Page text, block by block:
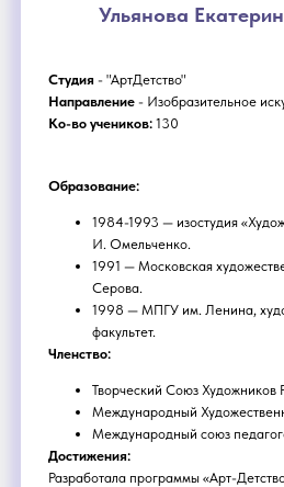
Ульянова
Студия - "АртДетство"
Направление - Изобразительное
Ко-во учеников: 130
Образование:
1984-1993 — изостудия
И. Омельченко.
1991 — Московская
Серова.
1998 — МПГУ им. Ленина,
факультет.
Членство:
Творческий Союз Художников
Международный
Международный союз
Достижения:
Разработала программы «Арт-